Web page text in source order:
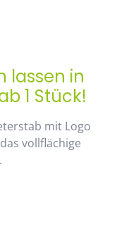
lassen in
1 Stück!
mit Logo
vollflächige